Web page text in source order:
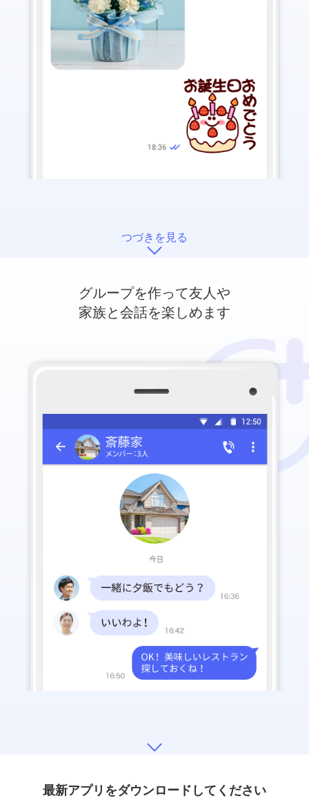
つづきを見る
グループを作って友人や
家族と会話を楽しめます
最新アプリをダウンロードしてください